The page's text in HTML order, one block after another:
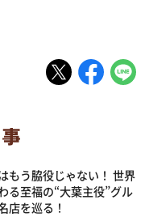
もう脇役じゃない！ 世界
る至福の“大葉主役”グル
店を巡る！